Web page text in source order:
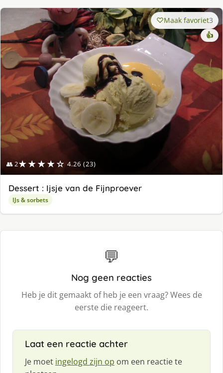
👥 2★★★★☆ 4.26 (23)
Maak favoriet3
👍
Dessert : Ijsje van de Fijnproever
IJs & sorbets
💬
Nog geen reacties
Heb je dit gemaakt of heb je een vraag? Wees de
eerste die reageert.
Laat een reactie achter
Je moet ingelogd zijn op om een reactie te